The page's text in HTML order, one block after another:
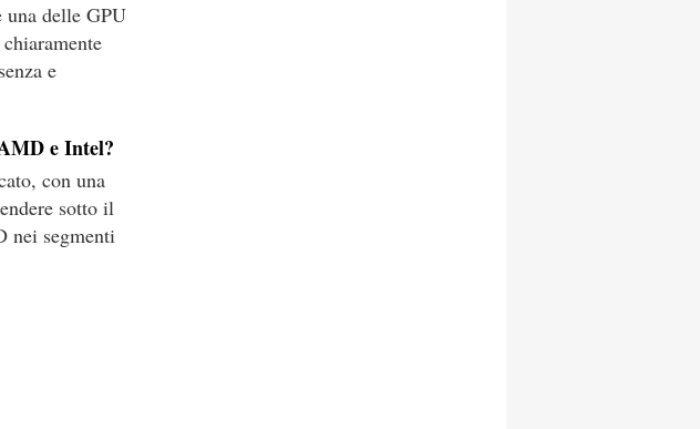
delle GPU
e
e Intel?
con una
sotto il
nei segmenti